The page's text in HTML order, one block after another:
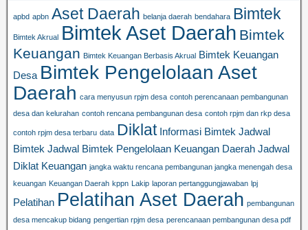
apbd apbn Aset Daerah belanja daerah bendahara Bimtek
Bimtek Akrual Bimtek Aset Daerah Bimtek
Keuangan Bimtek Keuangan Berbasis Akrual Bimtek Keuangan
Desa Bimtek Pengelolaan Aset
Daerah cara menyusun rpjm desa contoh perencanaan pembangunan
desa dan kelurahan contoh rencana pembangunan desa contoh rpjm dan rkp desa
contoh rpjm desa terbaru data Diklat Informasi Bimtek Jadwal
Bimtek Jadwal Bimtek Pengelolaan Keuangan Daerah Jadwal
Diklat Keuangan jangka waktu rencana pembangunan jangka menengah desa
keuangan Keuangan Daerah kppn Lakip laporan pertanggungjawaban lpj
Pelatihan Pelatihan Aset Daerah pembangunan
desa mencakup bidang pengertian rpjm desa perencanaan pembangunan desa pdf